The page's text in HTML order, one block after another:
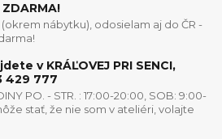
ZDARMA!
nábytku), odosielam aj do ČR -
v KRÁĽOVEJ PRI SENCI,
429 777
PO. - STR. : 17:00-20:00, SOB: 9:00-
stať, že nie som v ateliéri, volajte